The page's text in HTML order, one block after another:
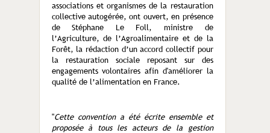
associations et organismes de la restauration
collective autogérée, ont ouvert, en présence
de Stéphane Le Foll, ministre de
l’Agriculture, de l’Agroalimentaire et de la
Forêt, la rédaction d’un accord collectif pour
la restauration sociale reposant sur des
engagements volontaires afin d'améliorer la
qualité de l’alimentation en France.
"Cette convention a été écrite ensemble et
proposée à tous les acteurs de la gestion